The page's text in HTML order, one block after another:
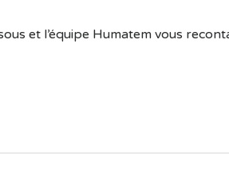
et l’équipe Humatem vous